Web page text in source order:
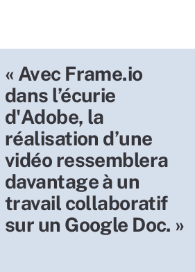
« Avec Frame.io
dans l’écurie
d'Adobe, la
réalisation d’une
vidéo ressemblera
davantage à un
travail collaboratif
sur un Google Doc. »